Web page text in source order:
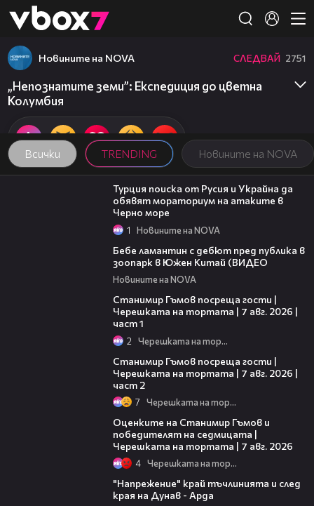
👾
Всички TRENDING Новините на NOVA
Новините на NOVA СЛЕДВАЙ 2751
„Непознатите земи”: Експедиция до цветна
Колумбия
03:02
Турция поиска от Русия и Украйна да
обявят мораториум на атаките в
Черно море
1 Новините на NOVA
Бебе ламантин с дебют пред публика в
зоопарк в Южен Китай (ВИДЕО
Новините на NOVA
Станимир Гъмов посреща гости |
Черешката на тортата | 7 авг. 2026 |
част 1
2 Черешката на тортата
Станимир Гъмов посреща гости |
Черешката на тортата | 7 авг. 2026 |
част 2
7 Черешката на тортата
Оценките на Станимир Гъмов и
победителят на седмицата |
Черешката на тортата | 7 авг. 2026
4 Черешката на тортата
"Напрежение" край тъчлинията и след
края на Дунав - Арда